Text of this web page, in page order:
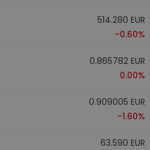
514.280 EUR
-0.60%
0.865782 EUR
0.00%
0.909005 EUR
-1.60%
63.590 EUR